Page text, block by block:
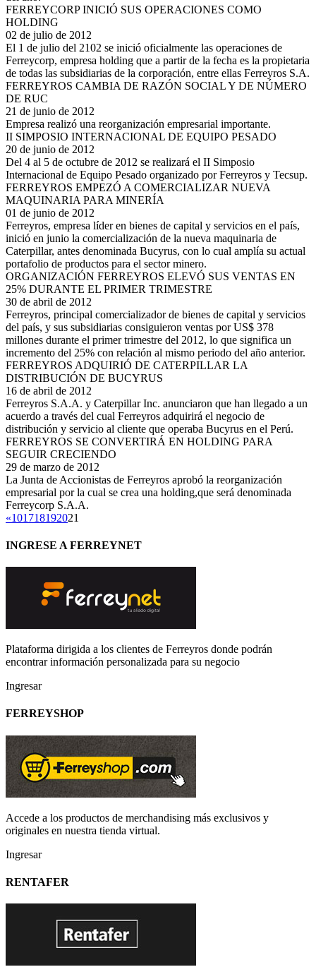
FERREYCORP INICIÓ SUS OPERACIONES COMO
HOLDING
02 de julio de 2012
El 1 de julio del 2102 se inició oficialmente las operaciones de
Ferreycorp, empresa holding que a partir de la fecha es la propietaria
de todas las subsidiarias de la corporación, entre ellas Ferreyros S.A.
FERREYROS CAMBIA DE RAZÓN SOCIAL Y DE NÚMERO
DE RUC
21 de junio de 2012
Empresa realizó una reorganización empresarial importante.
II SIMPOSIO INTERNACIONAL DE EQUIPO PESADO
20 de junio de 2012
Del 4 al 5 de octubre de 2012 se realizará el II Simposio
Internacional de Equipo Pesado organizado por Ferreyros y Tecsup.
FERREYROS EMPEZÓ A COMERCIALIZAR NUEVA
MAQUINARIA PARA MINERÍA
01 de junio de 2012
Ferreyros, empresa líder en bienes de capital y servicios en el país,
inició en junio la comercialización de la nueva maquinaria de
Caterpillar, antes denominada Bucyrus, con lo cual amplía su actual
portafolio de productos para el sector minero.
ORGANIZACIÓN FERREYROS ELEVÓ SUS VENTAS EN
25% DURANTE EL PRIMER TRIMESTRE
30 de abril de 2012
Ferreyros, principal comercializador de bienes de capital y servicios
del país, y sus subsidiarias consiguieron ventas por US$ 378
millones durante el primer trimestre del 2012, lo que significa un
incremento del 25% con relación al mismo periodo del año anterior.
FERREYROS ADQUIRIÓ DE CATERPILLAR LA
DISTRIBUCIÓN DE BUCYRUS
16 de abril de 2012
Ferreyros S.A.A. y Caterpillar Inc. anunciaron que han llegado a un
acuerdo a través del cual Ferreyros adquirirá el negocio de
distribución y servicio al cliente que operaba Bucyrus en el Perú.
FERREYROS SE CONVERTIRÁ EN HOLDING PARA
SEGUIR CRECIENDO
29 de marzo de 2012
La Junta de Accionistas de Ferreyros aprobó la reorganización
empresarial por la cual se crea una holding,que será denominada
Ferreycorp S.A.A.
«101718192021
INGRESE A FERREYNET
Plataforma dirigida a los clientes de Ferreyros donde podrán
encontrar información personalizada para su negocio
Ingresar
FERREYSHOP
Accede a los productos de merchandising más exclusivos y
originales en nuestra tienda virtual.
Ingresar
RENTAFER